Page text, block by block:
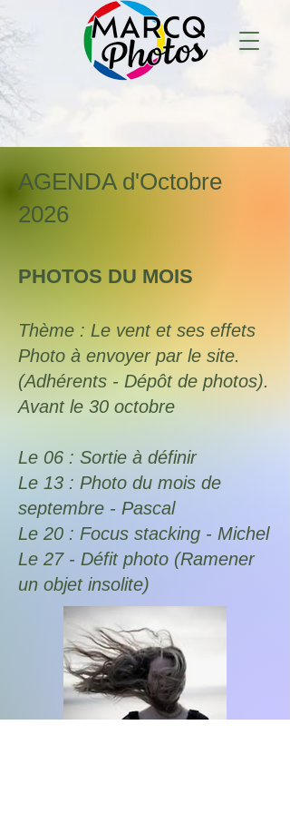
AGENDA d'Octobre
2026
PHOTOS DU MOIS
Thème : Le vent et ses effets
Photo à envoyer par le site.
(Adhérents - Dépôt de photos).
Avant le 30 octobre
Le 06 : Sortie à définir
Le 13 : Photo du mois de
septembre - Pascal
Le 20 : Focus stacking - Michel
Le 27 - Défit photo (Ramener
un objet insolite)